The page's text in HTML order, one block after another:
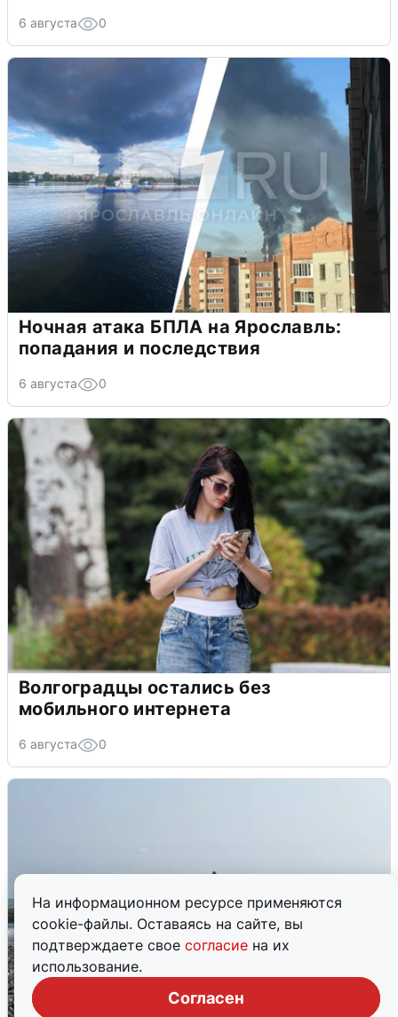
На информационном ресурсе применяются
cookie-файлы. Оставаясь на сайте, вы
подтверждаете свое согласие на их
использование.
Согласен
6 августа 0
Ночная атака БПЛА на Ярославль:
попадания и последствия
6 августа 0
Волгоградцы остались без
мобильного интернета
6 августа 0